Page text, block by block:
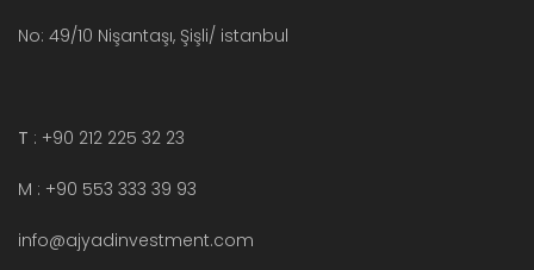
No: 49/10 Nişantaşı, Şişli/ istanbul
T : +90 212 225 32 23
M : +90 553 333 39 93
info@ajyadinvestment.com